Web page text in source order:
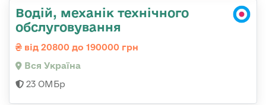
Водій, механік технічного
обслуговування
від 20800 до 190000 грн
Вся Україна
23 ОМБр